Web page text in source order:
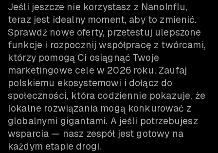
Jeśli jeszcze nie korzystasz z NanoInflu,
teraz jest idealny moment, aby to zmienić.
Sprawdź nowe oferty, przetestuj ulepszone
funkcje i rozpocznij współpracę z twórcami,
którzy pomogą Ci osiągnąć Twoje
marketingowe cele w 2026 roku. Zaufaj
polskiemu ekosystemowi i dołącz do
społeczności, która codziennie pokazuje, że
lokalne rozwiązania mogą konkurować z
globalnymi gigantami. A jeśli potrzebujesz
wsparcia — nasz zespół jest gotowy na
każdym etapie drogi.